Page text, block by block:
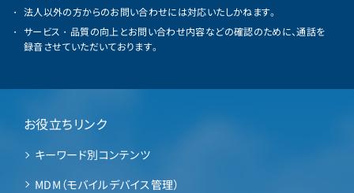
法人以外の方からのお問い合わせには対応いたしかねます。
サービス・品質の向上とお問い合わせ内容などの確認のために、通話を
録音させていただいております。
お役立ちリンク
キーワード別コンテンツ
MDM（モバイルデバイス管理）